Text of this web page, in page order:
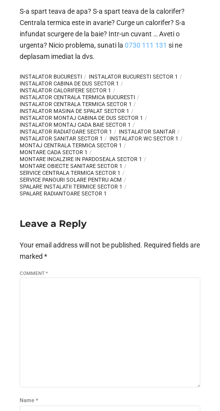
S-a spart teava de apa? S-a spart teava de la calorifer?
Centrala termica este in avarie? Curge un calorifer? S-a
infundat scurgere de la baie? Intr-un cuvant … Aveti o
urgenta? Nicio problema, sunati la 0730 111 131 si ne
deplasam imediat la dvs.
INSTALATOR BUCURESTI
INSTALATOR BUCURESTI SECTOR 1
INSTALATOR CABINA DE DUS SECTOR 1
INSTALATOR CALORIFERE SECTOR 1
INSTALATOR CENTRALA TERMICA BUCURESTI
INSTALATOR CENTRALA TERMICA SECTOR 1
INSTALATOR MASINA DE SPALAT SECTOR 1
INSTALATOR MONTAJ CABINA DE DUS SECTOR 1
INSTALATOR MONTAJ CADA BAIE SECTOR 1
INSTALATOR RADIATOARE SECTOR 1
INSTALATOR SANITAR
INSTALATOR SANITAR SECTOR 1
INSTALATOR WC SECTOR 1
MONTAJ CENTRALA TERMICA SECTOR 1
MONTARE CADA SECTOR 1
MONTARE INCALZIRE IN PARDOSEALA SECTOR 1
MONTARE OBIECTE SANITARE SECTOR 1
SERVICE CENTRALA TERMICA SECTOR 1
SERVICE PANOURI SOLARE PENTRU ACM
SPALARE INSTALATII TERMICE SECTOR 1
SPALARE RADIANTOARE SECTOR 1
Leave a Reply
Your email address will not be published. Required fields are
marked *
COMMENT*
Name *